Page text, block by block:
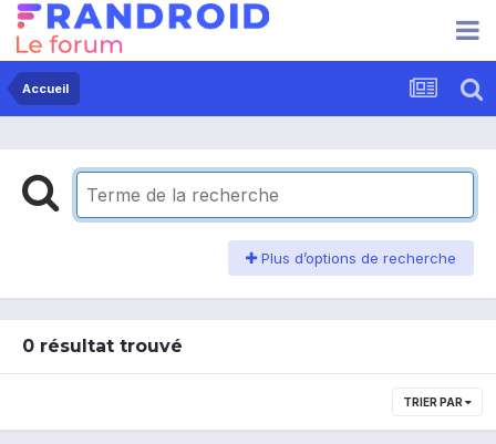
Accueil
Plus d’options de recherche
0 résultat trouvé
TRIER PAR